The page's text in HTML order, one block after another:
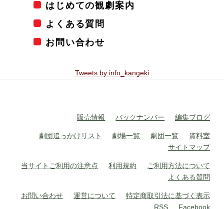
はじめての観劇案内
よくある質問
お問い合わせ
Tweets by info_kangeki
販売情報 バックナンバー 編集ブログ
劇団追っかけリスト 劇場一覧 劇団一覧
資料室
サイトマップ
当サイトご利用の注意点 利用規約
ご利用方法について
よくある質問
お問い合わせ 運営について
特定商取引法に基づく表示
RSS
Facebook